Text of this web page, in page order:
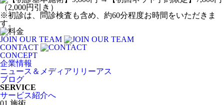
※初診は、問診検査も含め、約60分程度お時間をいただきま
す。
JOIN OUR TEAM
CONTACT
CONCEPT
企業情報
ニュース＆メディアリリーアス
ブログ
SERVICE
サービス紹介へ